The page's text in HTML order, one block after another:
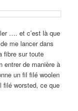
…. et c’est là que
me lancer dans
fibre sur toute
entrer de manière à
un fil filé woolen
filé worsted, ce que